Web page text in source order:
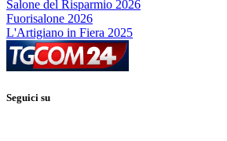
Salone del Risparmio 2026
Fuorisalone 2026
L'Artigiano in Fiera 2025
Seguici su